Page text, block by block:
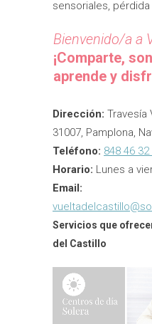
sensoriales,
Bienvenido/a a
¡Comparte,
aprende y
Dirección: Travesía
31007, Pamplona,
Teléfono: 848 46 32
Horario: Lunes a
Email:
Servicios que
del Castillo